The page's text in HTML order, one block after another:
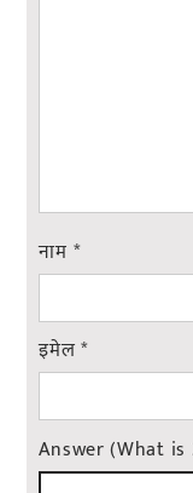
नाम *
इमेल*
Answer (What is